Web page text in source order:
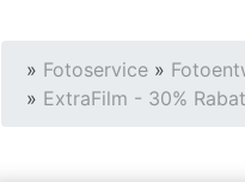
» Fotoservice »
» ExtraFilm - 30%